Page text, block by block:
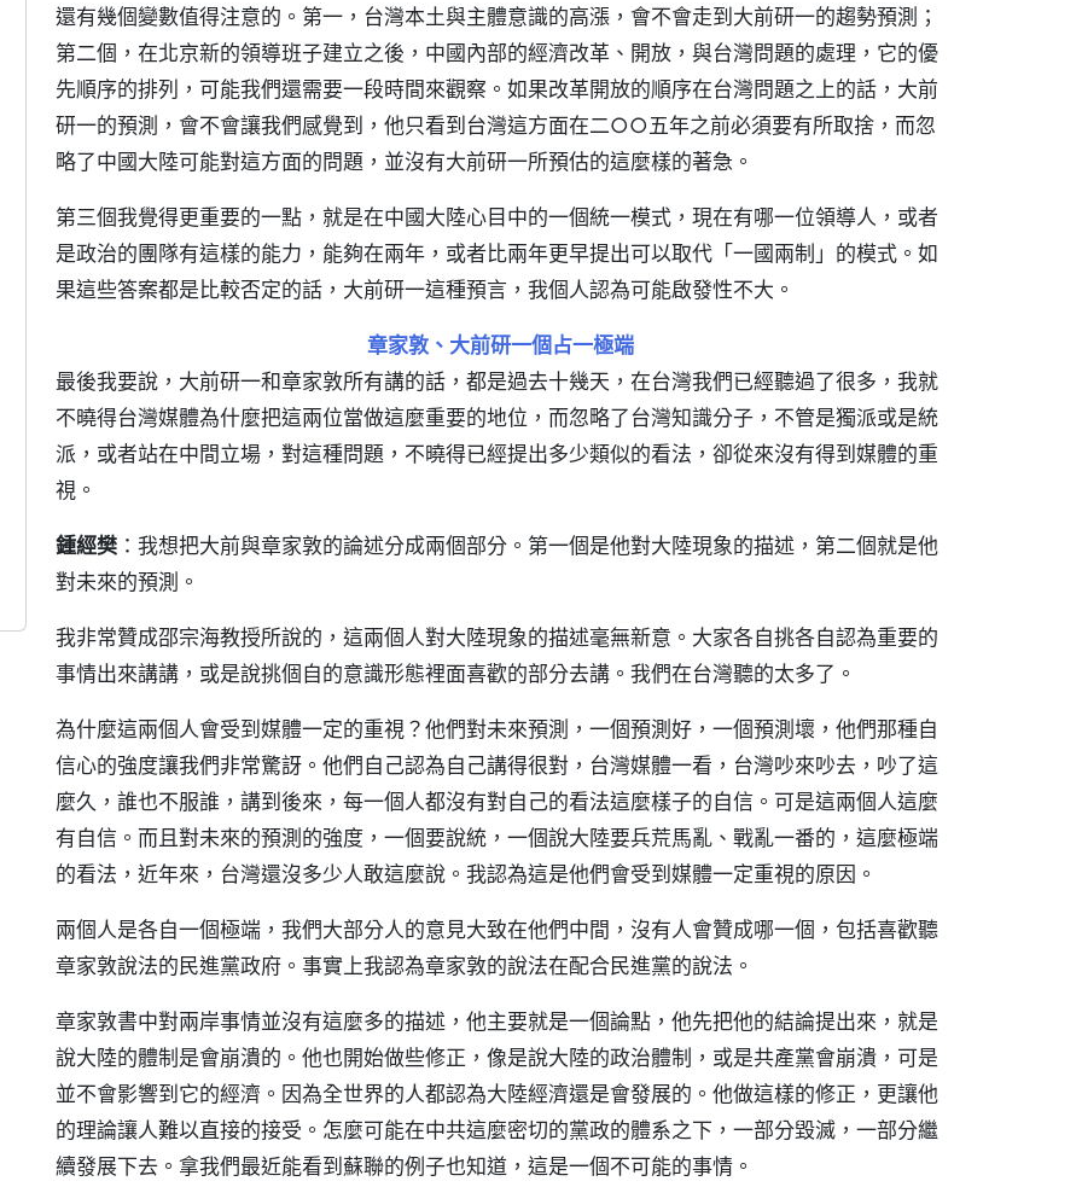
還有幾個變數值得注意的。第一，台灣本土與主體意識的高漲，會不會走到大前研一的趨勢預測；
第二個，在北京新的領導班子建立之後，中國內部的經濟改革、開放，與台灣問題的處理，它的優
先順序的排列，可能我們還需要一段時間來觀察。如果改革開放的順序在台灣問題之上的話，大前
研一的預測，會不會讓我們感覺到，他只看到台灣這方面在二○○五年之前必須要有所取捨，而忽
略了中國大陸可能對這方面的問題，並沒有大前研一所預估的這麼樣的著急。
第三個我覺得更重要的一點，就是在中國大陸心目中的一個統一模式，現在有哪一位領導人，或者
是政治的團隊有這樣的能力，能夠在兩年，或者比兩年更早提出可以取代「一國兩制」的模式。如
果這些答案都是比較否定的話，大前研一這種預言，我個人認為可能啟發性不大。
章家敦、大前研一個占一極端
最後我要說，大前研一和章家敦所有講的話，都是過去十幾天，在台灣我們已經聽過了很多，我就
不曉得台灣媒體為什麼把這兩位當做這麼重要的地位，而忽略了台灣知識分子，不管是獨派或是統
派，或者站在中間立場，對這種問題，不曉得已經提出多少類似的看法，卻從來沒有得到媒體的重
視。
鍾經樊 ：我想把大前與章家敦的論述分成兩個部分。第一個是他對大陸現象的描述，第二個就是他
對未來的預測。
我非常贊成邵宗海教授所說的，這兩個人對大陸現象的描述毫無新意。大家各自挑各自認為重要的
事情出來講講，或是說挑個自的意識形態裡面喜歡的部分去講。我們在台灣聽的太多了。
為什麼這兩個人會受到媒體一定的重視？他們對未來預測，一個預測好，一個預測壞，他們那種自
信心的強度讓我們非常驚訝。他們自己認為自己講得很對，台灣媒體一看，台灣吵來吵去，吵了這
麼久，誰也不服誰，講到後來，每一個人都沒有對自己的看法這麼樣子的自信。可是這兩個人這麼
有自信。而且對未來的預測的強度，一個要說統，一個說大陸要兵荒馬亂、戰亂一番的，這麼極端
的看法，近年來，台灣還沒多少人敢這麼說。我認為這是他們會受到媒體一定重視的原因。
兩個人是各自一個極端，我們大部分人的意見大致在他們中間，沒有人會贊成哪一個，包括喜歡聽
章家敦說法的民進黨政府。事實上我認為章家敦的說法在配合民進黨的說法。
章家敦書中對兩岸事情並沒有這麼多的描述，他主要就是一個論點，他先把他的結論提出來，就是
說大陸的體制是會崩潰的。他也開始做些修正，像是說大陸的政治體制，或是共產黨會崩潰，可是
並不會影響到它的經濟。因為全世界的人都認為大陸經濟還是會發展的。他做這樣的修正，更讓他
的理論讓人難以直接的接受。怎麼可能在中共這麼密切的黨政的體系之下，一部分毀滅，一部分繼
續發展下去。拿我們最近能看到蘇聯的例子也知道，這是一個不可能的事情。